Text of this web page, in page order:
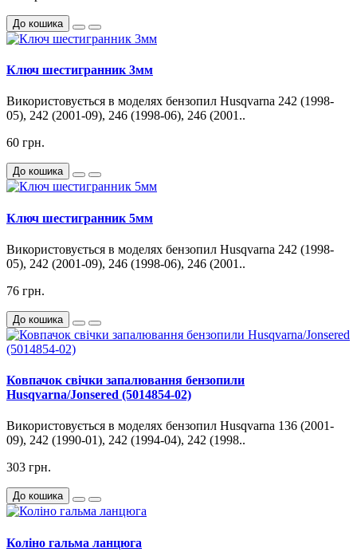
До кошика
Ключ шестигранник 3мм
Використовується в моделях бензопил Husqvarna 242 (1998-
05), 242 (2001-09), 246 (1998-06), 246 (2001..
60 грн.
До кошика
Ключ шестигранник 5мм
Використовується в моделях бензопил Husqvarna 242 (1998-
05), 242 (2001-09), 246 (1998-06), 246 (2001..
76 грн.
До кошика
Ковпачок свічки запалювання бензопили
Husqvarna/Jonsered (5014854-02)
Використовується в моделях бензопил Husqvarna 136 (2001-
09), 242 (1990-01), 242 (1994-04), 242 (1998..
303 грн.
До кошика
Коліно гальма ланцюга